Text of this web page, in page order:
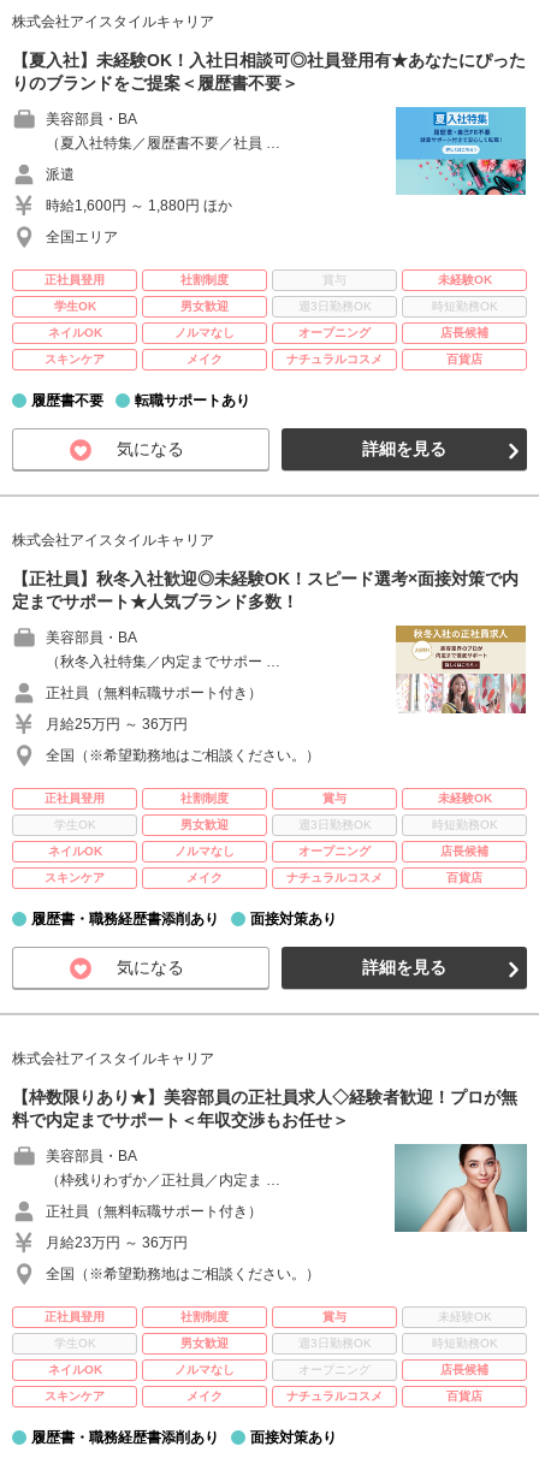
株式会社アイスタイルキャリア
【夏入社】未経験OK！入社日相談可◎社員登用有★あなたにぴった
りのブランドをご提案＜履歴書不要＞
美容部員・BA
（夏入社特集／履歴書不要／社員 …
派遣
時給1,600円 ～ 1,880円 ほか
全国エリア
正社員登用 社割制度 賞与
未経験OK
学生OK
男女歓迎 週3日勤務OK
時短勤務OK
ネイルOK
ノルマなし オープニング
店長候補
スキンケア
メイク ナチュラルコスメ 百貨店
履歴書不要 転職サポートあり
気になる 詳細を見る
株式会社アイスタイルキャリア
【正社員】秋冬入社歓迎◎未経験OK！スピード選考×面接対策で内
定までサポート★人気ブランド多数！
美容部員・BA
（秋冬入社特集／内定までサポー …
正社員（無料転職サポート付き）
月給25万円 ～ 36万円
全国（※希望勤務地はご相談ください。）
正社員登用 社割制度 賞与
未経験OK
学生OK
男女歓迎 週3日勤務OK
時短勤務OK
ネイルOK
ノルマなし オープニング
店長候補
スキンケア
メイク ナチュラルコスメ 百貨店
履歴書・職務経歴書添削あり 面接対策あり
気になる 詳細を見る
株式会社アイスタイルキャリア
【枠数限りあり★】美容部員の正社員求人◇経験者歓迎！プロが無
料で内定までサポート＜年収交渉もお任せ＞
美容部員・BA
（枠残りわずか／正社員／内定ま …
正社員（無料転職サポート付き）
月給23万円 ～ 36万円
全国（※希望勤務地はご相談ください。）
正社員登用 社割制度 賞与
未経験OK
学生OK
男女歓迎 週3日勤務OK
時短勤務OK
ネイルOK
ノルマなし オープニング
店長候補
スキンケア
メイク ナチュラルコスメ 百貨店
履歴書・職務経歴書添削あり 面接対策あり